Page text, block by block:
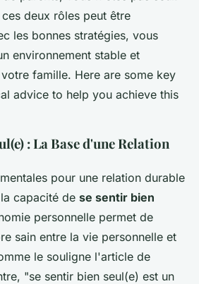
deux rôles peut être
les bonnes stratégies, vous
environnement stable et
famille. Here are some key
advice to help you achieve this
: La Base d'une Relation
pour une relation durable
capacité de se sentir bien
personnelle permet de
sain entre la vie personnelle et
le souligne l'article de
"se sentir bien seul(e) est un